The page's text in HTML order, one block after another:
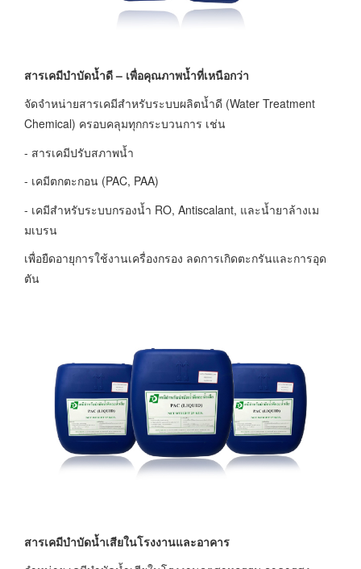
สารเคมีบำบัดน้ำดี – เพื่อคุณภาพน้ำที่เหนือกว่า
จัดจำหน่ายสารเคมีสำหรับระบบผลิตน้ำดี (Water Treatment
Chemical) ครอบคลุมทุกกระบวนการ เช่น
- สารเคมีปรับสภาพน้ำ
- เคมีตกตะกอน (PAC, PAA)
- เคมีสำหรับระบบกรองน้ำ RO, Antiscalant, และน้ำยาล้างเม
มเบรน
เพื่อยืดอายุการใช้งานเครื่องกรอง ลดการเกิดตะกรันและการอุด
ตัน
สารเคมีบำบัดน้ำเสียในโรงงานและอาคาร